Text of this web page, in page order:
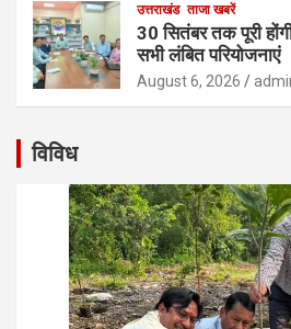
उत्तराखंड ताजा खबरें
30 सितंबर तक पूरी
सभी लंबित परियोजनाएं
August 6, 2026
विविध